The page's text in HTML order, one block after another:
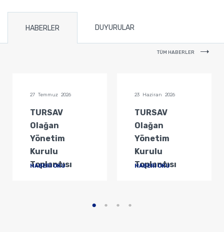
HABERLER DUYURULAR
TÜM HABERLER
27 Temmuz 2026
TURSAV
Olağan
Yönetim
Kurulu
Toplantısı
HABERİ OKU
23 Haziran 2026
TURSAV
Olağan
Yönetim
Kurulu
Toplantısı
HABERİ OKU